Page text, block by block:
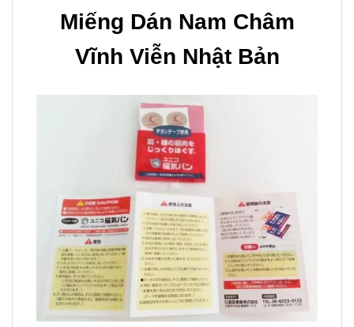
Miếng Dán Nam Châm
Vĩnh Viễn Nhật Bản